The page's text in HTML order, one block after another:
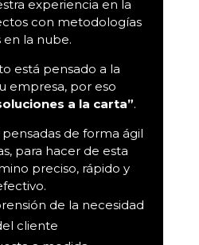
experiencia en la
con metodologías
en la nube.
está pensado a la
empresa, por eso
a la carta”.
de forma ágil
para hacer de esta
preciso, rápido y
de la necesidad
cliente